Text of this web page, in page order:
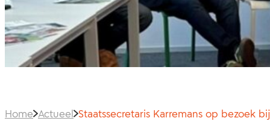
Home Actueel Staatssecretaris Karremans op bezoek